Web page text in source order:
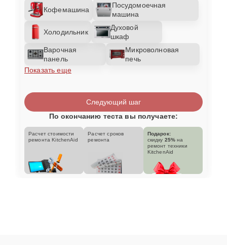
Кофемашина
Посудомоечная
машина
Холодильник
Духовой
шкаф
Варочная
панель
Микроволновая
печь
Показать еще
Следующий шаг
По окончанию теста вы получаете:
Расчет стоимости
ремонта KitchenAid
Расчет сроков
ремонта
Подарок:
скидку 25% на
ремонт техники
KitchenAid